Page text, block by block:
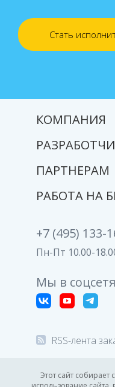
Стать
Этот сайт
КОМПАНИЯ
ПАРТНЕРАМ
РАБОТА НА
+7 (495) 133-
Пн-Пт 10.00-
Мы в
RSS-лента
© 2008-2026 Все